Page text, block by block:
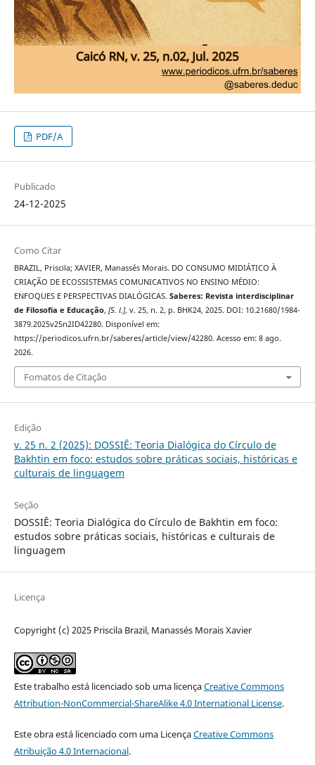
PDF/A
Publicado
24-12-2025
Como Citar
BRAZIL, Priscila; XAVIER, Manassés Morais. DO CONSUMO MIDIÁTICO À
CRIAÇÃO DE ECOSSISTEMAS COMUNICATIVOS NO ENSINO MÉDIO:
ENFOQUES E PERSPECTIVAS DIALÓGICAS. Saberes: Revista interdisciplinar
de Filosofia e Educação, [S. l.], v. 25, n. 2, p. BHK24, 2025. DOI: 10.21680/1984-
3879.2025v25n2ID42280. Disponível em:
https://periodicos.ufrn.br/saberes/article/view/42280. Acesso em: 8 ago.
2026.
Fomatos de Citação
Edição
v. 25 n. 2 (2025): DOSSIÊ: Teoria Dialógica do Círculo de
Bakhtin em foco: estudos sobre práticas sociais, históricas e
culturais de linguagem
Seção
DOSSIÊ: Teoria Dialógica do Círculo de Bakhtin em foco:
estudos sobre práticas sociais, históricas e culturais de
linguagem
Licença
Copyright (c) 2025 Priscila Brazil, Manassés Morais Xavier
Este trabalho está licenciado sob uma licençaCreative Commons
Attribution-NonCommercial-ShareAlike 4.0 International License.
Este obra está licenciado com uma LicençaCreative Commons
Atribuição 4.0 Internacional.